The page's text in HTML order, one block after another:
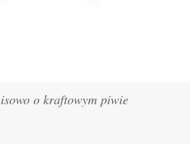
o kraftowym piwie